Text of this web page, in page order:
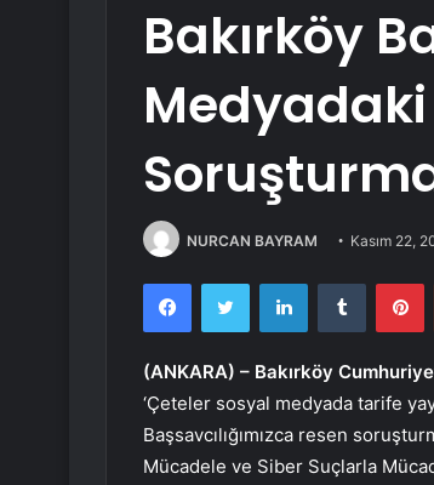
Bakırköy
Medyadaki
NURCAN BAYRAM Kasım 22,
FacebookTwitter LinkedInTumblr
(ANKARA) – Bakırköy
‘Çeteler sosyal medyada tarife
Başsavcılığımızca resen
Mücadele ve Siber Suçlarla